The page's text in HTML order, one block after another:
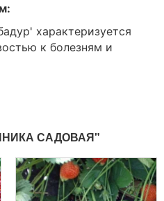
характеризуется
к болезням и
САДОВАЯ"